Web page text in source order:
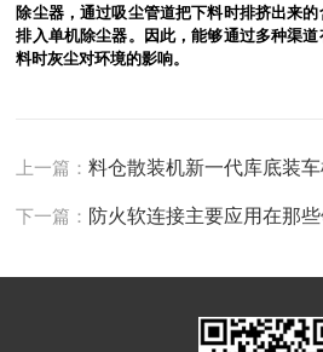
除尘器，通过吸尘管道把下料时排挤出来
排入单机除尘器。因此，能够通过多种渠
料时灰尘对环境的影响。
上一篇：料仓散装机新一代库底装
下一篇： 防火软连接主要应用在那